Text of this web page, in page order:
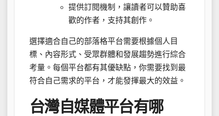
提供訂閱機制，讓讀者可以贊助喜
歡的作者，支持其創作。
選擇適合自己的部落格平台需要根據個人目
標、內容形式、受眾群體和發展趨勢進行綜合
考量。每個平台都有其優缺點，你需要找到最
符合自己需求的平台，才能發揮最大的效益。
台灣自媒體平台有哪